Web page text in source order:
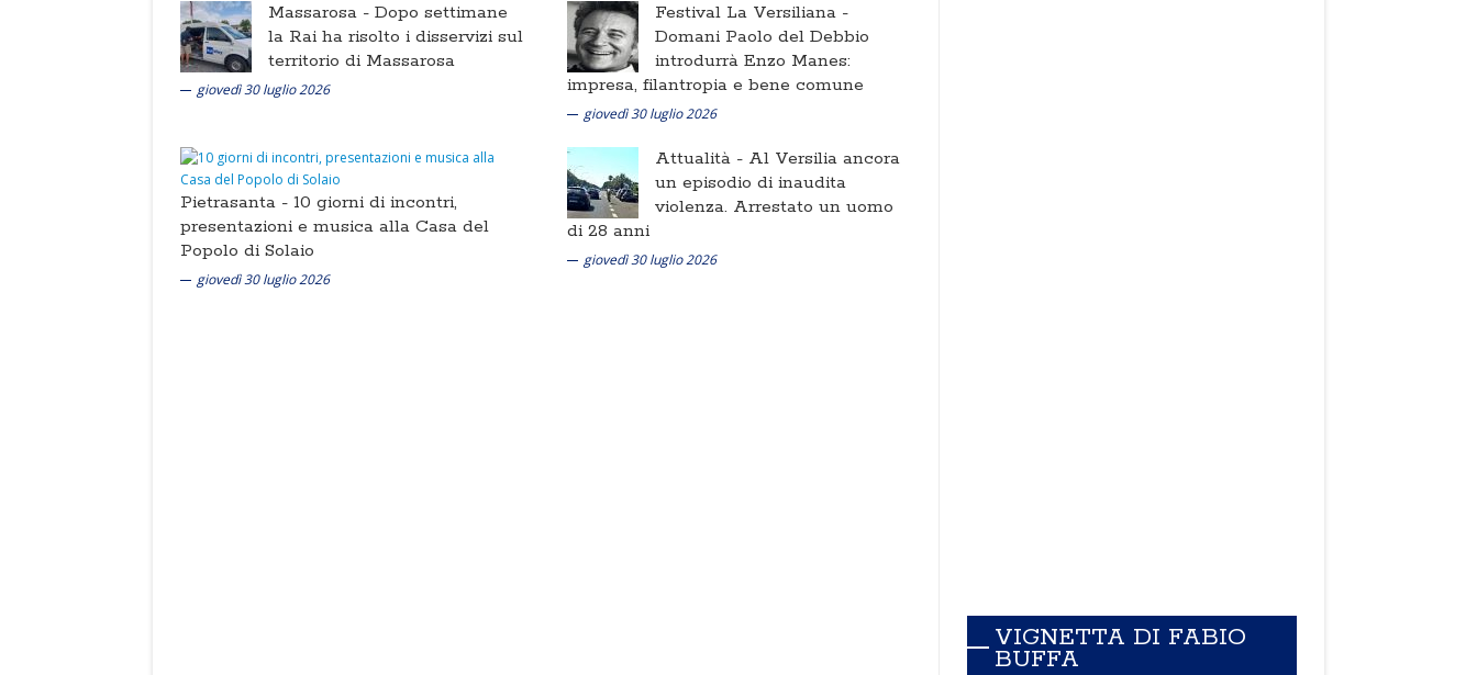
Massarosa - Dopo settimane
la Rai ha risolto i disservizi sul
territorio di Massarosa
giovedì 30 luglio 2026
Festival La Versiliana -
Domani Paolo del Debbio
introdurrà Enzo Manes:
impresa, filantropia e bene comune
giovedì 30 luglio 2026
Pietrasanta - 10 giorni di incontri,
presentazioni e musica alla Casa del
Popolo di Solaio
giovedì 30 luglio 2026
Attualità - Al Versilia ancora
un episodio di inaudita
violenza. Arrestato un uomo
di 28 anni
giovedì 30 luglio 2026
VIGNETTA DI FABIO
BUFFA